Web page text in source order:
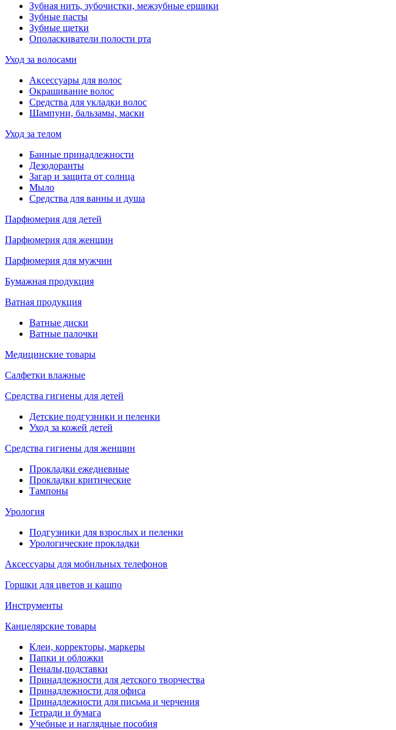
Зубная нить, зубочистки, межзубные ершики
Зубные пасты
Зубные щетки
Ополаскиватели полости рта
Уход за волосами
Аксессуары для волос
Окрашивание волос
Средства для укладки волос
Шампуни, бальзамы, маски
Уход за телом
Банные принадлежности
Дезодоранты
Загар и защита от солнца
Мыло
Средства для ванны и душа
Парфюмерия для детей
Парфюмерия для женщин
Парфюмерия для мужчин
Бумажная продукция
Ватная продукция
Ватные диски
Ватные палочки
Медицинские товары
Салфетки влажные
Средства гигиены для детей
Детские подгузники и пеленки
Уход за кожей детей
Средства гигиены для женщин
Прокладки ежедневные
Прокладки критические
Тампоны
Урология
Подгузники для взрослых и пеленки
Урологические прокладки
Аксессуары для мобильных телефонов
Горшки для цветов и кашпо
Инструменты
Канцелярские товары
Клеи, корректоры, маркеры
Папки и обложки
Пеналы,подставки
Принадлежности для детского творчества
Принадлежности для офиса
Принадлежности для письма и черчения
Тетради и бумага
Учебные и наглядные пособия